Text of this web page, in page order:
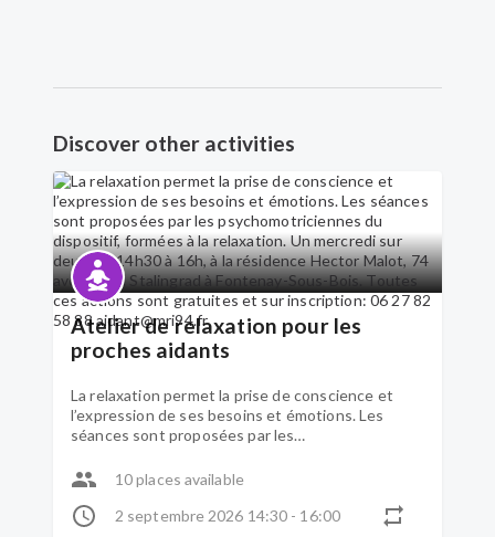
Discover other activities
Atelier de relaxation pour les
proches aidants
La relaxation permet la prise de conscience et
l’expression de ses besoins et émotions. Les
séances sont proposées par les
relaxation. Un mercredi sur deux, de 14h30 à 16h,
Stalingrad à Fontenay-Sous-Bois. Toutes ces
10 places available
2 septembre 2026 14:30 - 16:00